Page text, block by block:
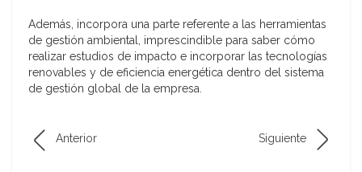
Además, incorpora una parte referente a las herramientas
de gestión ambiental, imprescindible para saber cómo
realizar estudios de impacto e incorporar las tecnologías
renovables y de eficiencia energética dentro del sistema
de gestión global de la empresa.
Anterior Siguiente